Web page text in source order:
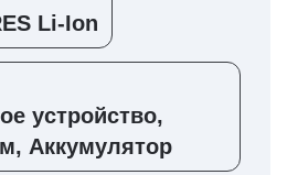
Li-Ion
устройство,
Аккумулятор